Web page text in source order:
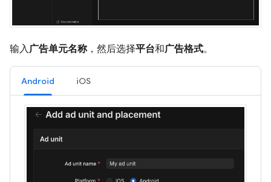
输入广告单元名称，然后选择平台和广告格式。
Android iOS